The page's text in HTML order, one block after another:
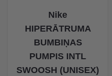
Nike
HIPERĀTRUMA
BUMBIŅAS
PUMPIS INTL
SWOOSH (UNISEX)